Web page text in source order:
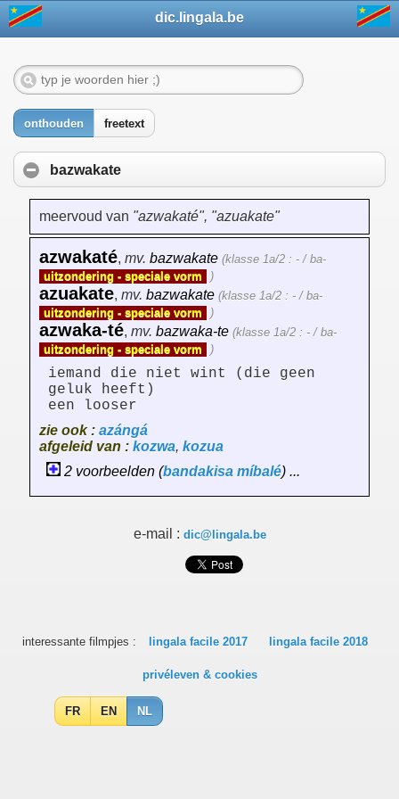
dic.lingala.be
onthouden freetext
bazwakate
meervoud van "azwakaté", "azuakate"
azwakaté, mv. bazwakate (klasse 1a/2 : - / ba-
uitzondering - speciale vorm
)
azuakate, mv. bazwakate (klasse 1a/2 : - / ba-
uitzondering - speciale vorm
)
azwaka-té, mv. bazwaka-te (klasse 1a/2 : - / ba-
uitzondering - speciale vorm
)
iemand die niet wint (die geen
geluk heeft)
een looser
zie ook : azángá
afgeleid van : kozwa, kozua
2 voorbeelden (bandakisa míbalé) ...
e-mail : dic@lingala.be
interessante filmpjes : lingala facile 2017 lingala facile 2018
privéleven & cookies
FR EN NL